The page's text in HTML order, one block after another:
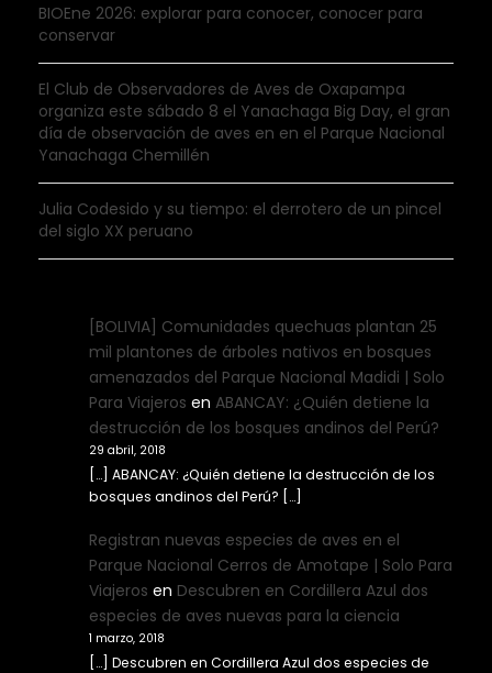
BIOEne 2026: explorar para conocer, conocer para
conservar
El Club de Observadores de Aves de Oxapampa
organiza este sábado 8 el Yanachaga Big Day, el gran
día de observación de aves en en el Parque Nacional
Yanachaga Chemillén
Julia Codesido y su tiempo: el derrotero de un pincel
del siglo XX peruano
[BOLIVIA] Comunidades quechuas plantan 25
mil plantones de árboles nativos en bosques
amenazados del Parque Nacional Madidi | Solo
Para Viajeros en ABANCAY: ¿Quién detiene la
destrucción de los bosques andinos del Perú?
29 abril, 2018
[…] ABANCAY: ¿Quién detiene la destrucción de los
bosques andinos del Perú? […]
Registran nuevas especies de aves en el
Parque Nacional Cerros de Amotape | Solo Para
Viajeros en Descubren en Cordillera Azul dos
especies de aves nuevas para la ciencia
1 marzo, 2018
[…] Descubren en Cordillera Azul dos especies de